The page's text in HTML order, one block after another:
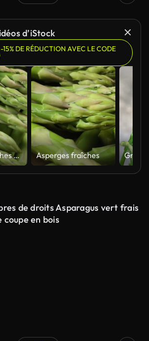
d’iStock
DE RÉDUCTION AVEC LE CODE
Asperges fraîches dans un panier Asperges fraîches
de droits Asparagus vert frais
coupe en bois